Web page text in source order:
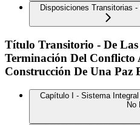
Disposiciones Transitorias
Título Transitorio - De
Terminación Del Conflicto
Construcción De Una Paz
Capítulo I - Sistema
No